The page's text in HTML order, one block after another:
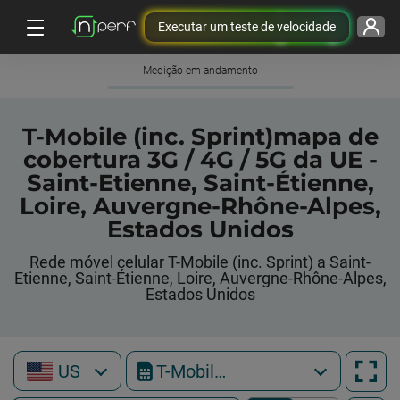
Executar um teste de velocidade
Medição em andamento
T-Mobile (inc. Sprint)mapa de
cobertura 3G / 4G / 5G da UE -
Saint-Etienne, Saint-Étienne,
Loire, Auvergne-Rhône-Alpes,
Estados Unidos
Rede móvel celular T-Mobile (inc. Sprint) a Saint-
Etienne, Saint-Étienne, Loire, Auvergne-Rhône-Alpes,
Estados Unidos
US T-Mobile (inc. Sprint)